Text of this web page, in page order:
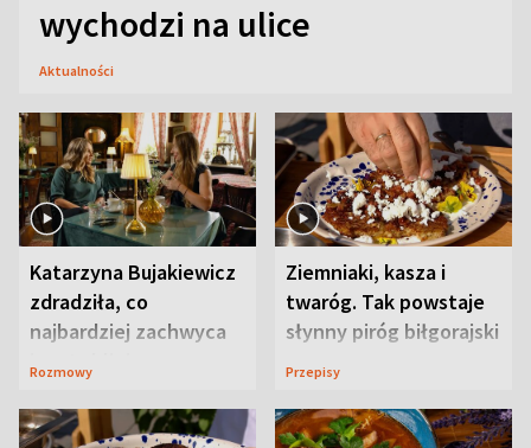
wychodzi na ulice
Aktualności
Katarzyna Bujakiewicz
zdradziła, co
najbardziej zachwyca
ją w Lublinie
Rozmowy
Ziemniaki, kasza i
twaróg. Tak powstaje
słynny piróg biłgorajski
Przepisy